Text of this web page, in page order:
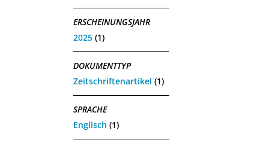
ERSCHEINUNGSJAHR
2025 (1)
DOKUMENTTYP
Zeitschriftenartikel (1)
SPRACHE
Englisch (1)